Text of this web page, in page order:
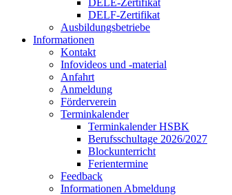
DELE-Zertifikat
DELF-Zertifikat
Ausbildungsbetriebe
Informationen
Kontakt
Infovideos und -material
Anfahrt
Anmeldung
Förderverein
Terminkalender
Terminkalender HSBK
Berufsschultage 2026/2027
Blockunterricht
Ferientermine
Feedback
Informationen Abmeldung